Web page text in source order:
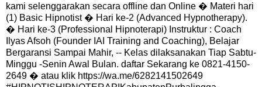
kami selenggarakan secara offline dan Online � Materi hari
(1) Basic Hipnotist � Hari ke-2 (Advanced Hypnotherapy).
� Hari ke-3 (Professional Hipnoterapi) Instruktur : Coach
Ilyas Afsoh (Founder IAI Training and Coaching), Belajar
Bergaransi Sampai Mahir, -- Kelas dilaksanakan Tiap Sabtu-
Minggu -Senin Awal Bulan. daftar Sekarang ke 0821-4150-
2649 � atau klik https://wa.me/6282141502649